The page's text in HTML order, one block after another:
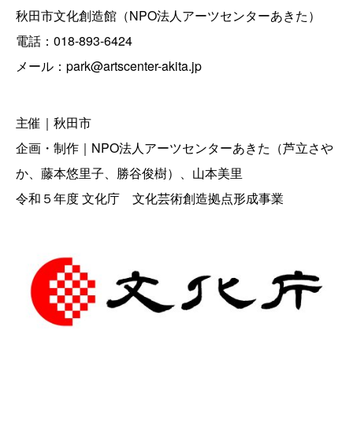
秋田市文化創造館（NPO法人アーツセンターあきた）
電話：018-893-6424
メール：park@artscenter-akita.jp
主催｜秋田市
企画・制作｜NPO法人アーツセンターあきた（芦立さや
か、藤本悠里子、勝谷俊樹）、山本美里
令和５年度 文化庁 文化芸術創造拠点形成事業